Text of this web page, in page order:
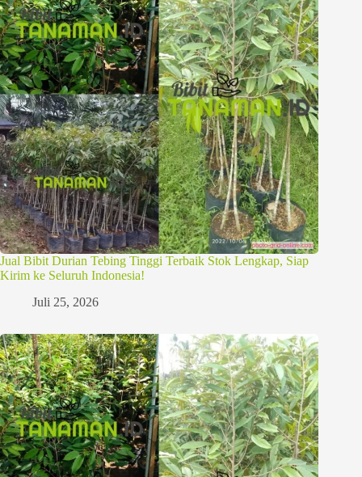
Jual Bibit Durian Tebing Tinggi Terbaik Stok Lengkap, Siap
Kirim ke Seluruh Indonesia!
Juli 25, 2026